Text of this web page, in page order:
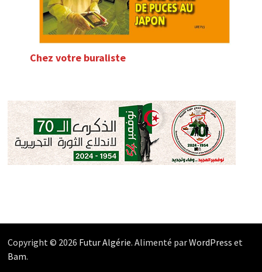
Chez votre buraliste
Copyright © 2026 Futur Algérie. Alimenté parWordPress et
Bam.